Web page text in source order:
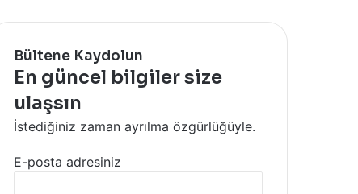
Bültene Kaydolun
En güncel bilgiler size
ulaşsın
İstediğiniz zaman ayrılma özgürlüğüyle.
E-posta adresiniz